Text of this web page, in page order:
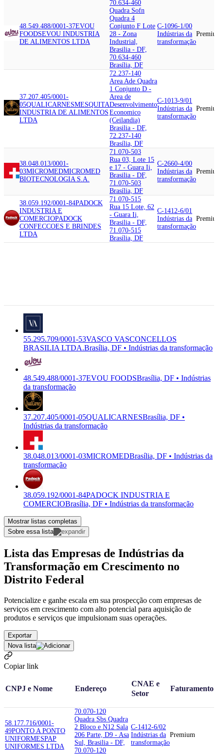
48.549.488/0001-37EVOU
FOODSEVOU INDUSTRIA
DE ALIMENTOS LTDA
70.634-460
Quadra Sofn
Quadra 4
Conjunto F Lote
28 - Zona
Industrial,
Brasilia - DF,
70.634-460
Brasília, DF
C-1096-1/00
Indústrias da
transformação
37.207.405/0001-
05QUALICARNESMESQUITA
INDUSTRIA DE ALIMENTOS
LTDA
72.237-140
Area Ade Quadra
1 Conjunto D -
Area de
Desenvolvimento
Economico
(Ceilandia)
Brasilia - DF,
72.237-140
Brasília, DF
C-1013-9/01
Indústrias da
transformação
38.048.013/0001-
03MICROMEDMICROMED
BIOTECNOLOGIA S.A.
71.070-503
Rua 03, Lote 15
e 17 - Guara Ii,
Brasilia - DF,
71.070-503
Brasília, DF
C-2660-4/00
Indústrias da
transformação
38.059.192/0001-84PADOCK
INDUSTRIA E
COMERCIOPADOCK
CONFECCOES E BRINDES
LTDA
71.070-515
Rua 15 Lote, 62
- Guara Ii,
Brasilia - DF,
71.070-515
Brasília, DF
C-1412-6/01
Indústrias da
transformação
55.295.709/0001-53VASCO VASCONCELLOS
BRASILIA LTDA.Brasília, DF • Indústrias da transformação
48.549.488/0001-37EVOU FOODSBrasília, DF • Indústrias
da transformação
37.207.405/0001-05QUALICARNESBrasília, DF •
Indústrias da transformação
38.048.013/0001-03MICROMEDBrasília, DF • Indústrias da
transformação
38.059.192/0001-84PADOCK INDUSTRIA E
COMERCIOBrasília, DF • Indústrias da transformação
Mostrar listas completas
Sobre essa lista
Lista das Empresas de Indústrias da
Transformação em Crescimento no
Distrito Federal
Potencialize e ganhe escala em sua prospecção com empresas de
serviços em crescimento com alto potencial para aquisição de
produtos e serviços que impulsionam suas operações.
Exportar
Nova lista
Copiar link
CNPJ e Nome Endereço
CNAE e
Setor
Faturamento
58.177.716/0001-
49PONTO A PONTO
UNIFORMESPAP
UNIFORMES LTDA
70.070-120
Quadra Sbs Quadra
2 Bloco e N12 Sala
206 Parte, D9 - Asa
Sul, Brasilia - DF,
70.070-120
C-1412-6/02
Indústrias da
transformação
Premium